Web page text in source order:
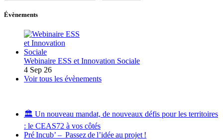
Évènements
Webinaire ESS et Innovation Sociale
4 Sep 26
Voir tous les évènements
🏛️ Un nouveau mandat, de nouveaux défis pour les territoires
: le CEAS72 à vos côtés
Pré Incub’ – Passez de l’idée au projet !